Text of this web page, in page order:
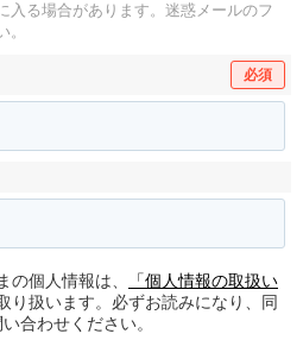
る場合があります。 迷惑メールのフ
必須
個人情報は、
「個人情報の取扱い
り扱います。必ずお読みになり、同
合わせください。